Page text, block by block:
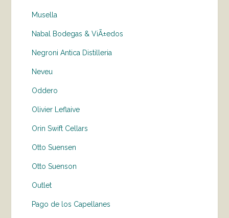
Musella
Nabal Bodegas & ViÃ±edos
Negroni Antica Distilleria
Neveu
Oddero
Olivier Leflaive
Orin Swift Cellars
Otto Suensen
Otto Suenson
Outlet
Pago de los Capellanes